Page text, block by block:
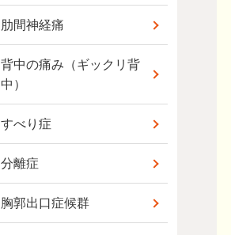
肋間神経痛
背中の痛み（ギックリ背
中）
すべり症
分離症
胸郭出口症候群